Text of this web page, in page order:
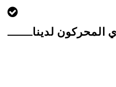
المحركون لدينا